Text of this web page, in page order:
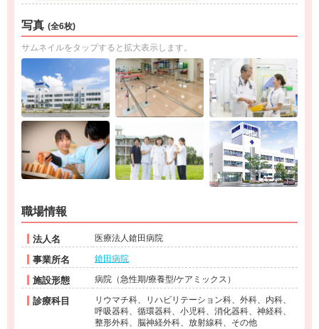
写真 (全6枚)
サムネイルをタップすると拡大表示します。
職場情報
法人名 医療法人鎗田病院
事業所名 鎗田病院
施設形態 病院（急性期/療養型/ケアミックス）
診療科目
リウマチ科、リハビリテーション科、外科、内科、
呼吸器科、循環器科、小児科、消化器科、神経科、
整形外科、脳神経外科、放射線科、その他